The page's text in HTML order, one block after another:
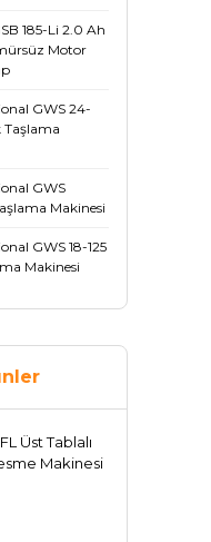
185-Li 2.0 Ah
Motor
GWS 24-
GWS
Makinesi
GWS 18-125
Makinesi